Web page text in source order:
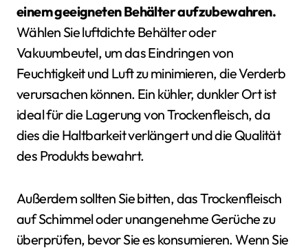
einem geeigneten Behälter aufzubewahren.
Wählen Sie luftdichte Behälter oder
Vakuumbeutel, um das Eindringen von
Feuchtigkeit und Luft zu minimieren, die Verderb
verursachen können. Ein kühler, dunkler Ort ist
ideal für die Lagerung von Trockenfleisch, da
dies die Haltbarkeit verlängert und die Qualität
des Produkts bewahrt.
Außerdem sollten Sie bitten, das Trockenfleisch
auf Schimmel oder unangenehme Gerüche zu
überprüfen, bevor Sie es konsumieren. Wenn Sie